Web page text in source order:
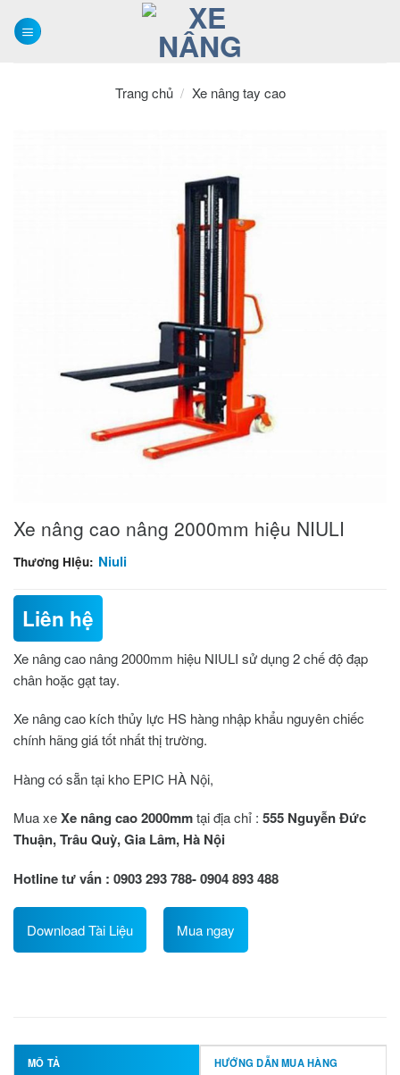
Trang chủ / Xe nâng tay cao
Xe nâng cao nâng 2000mm hiệu NIULI
Thương Hiệu: Niuli
Liên hệ
Xe nâng cao nâng 2000mm hiệu NIULI sử dụng 2 chế độ đạp
chân hoặc gạt tay.
Xe nâng cao kích thủy lực HS hàng nhập khẩu nguyên chiếc
chính hãng giá tốt nhất thị trường.
Hàng có sẵn tại kho EPIC HÀ Nội,
Mua xeXe nâng cao 2000mmtại địa chỉ : 555 Nguyễn Đức
Thuận, Trâu Quỳ, Gia Lâm, Hà Nội
Hotline tư vấn : 0903 293 788- 0904 893 488
Download Tài Liệu Mua ngay
MÔ TẢ HƯỚNG DẪN MUA HÀNG